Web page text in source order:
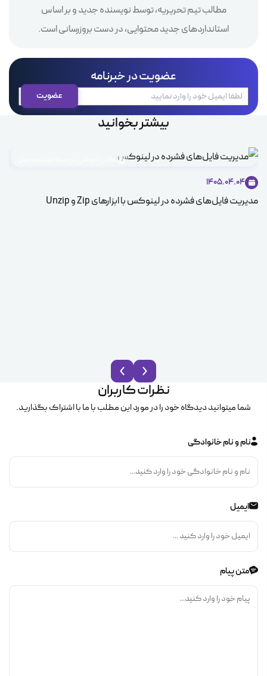
مطالب تیم تحریریه، توسط نویسنده جدید و بر اساس
استانداردهای جدید محتوایی، در دست بروزرسانی است.
عضویت در خبرنامه
بیشتر بخوانید
مطالب آموزشی در زمینه سیستم عامل
1405.04.04
مدیریت فایل‌های فشرده در لینوکس با ابزارهای Zip و Unzip
نظرات کاربران
شما میتوانید دیدگاه خود را در مورد این مطلب با ما با اشتراک بگذارید.
نام و نام خانوادگی
ایمیل
متن پیام